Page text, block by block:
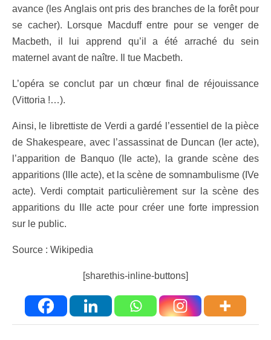
avance (les Anglais ont pris des branches de la forêt pour
se cacher). Lorsque Macduff entre pour se venger de
Macbeth, il lui apprend qu’il a été arraché du sein
maternel avant de naître. Il tue Macbeth.
L’opéra se conclut par un chœur final de réjouissance
(Vittoria !…).
Ainsi, le librettiste de Verdi a gardé l’essentiel de la pièce
de Shakespeare, avec l’assassinat de Duncan (Ier acte),
l’apparition de Banquo (IIe acte), la grande scène des
apparitions (IIIe acte), et la scène de somnambulisme (IVe
acte). Verdi comptait particulièrement sur la scène des
apparitions du IIIe acte pour créer une forte impression
sur le public.
Source : Wikipedia
[sharethis-inline-buttons]